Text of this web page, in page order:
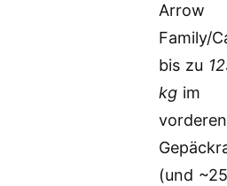
Arrow
Family/
bis zu
kg im
vorderen
(und